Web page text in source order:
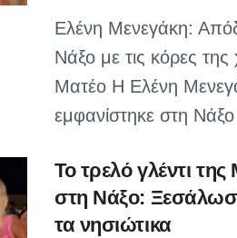
Ελένη Μενεγάκη:
Νάξο με τις κόρες της
Ματέο Η Ελένη
εμφανίστηκε στη
Το τρελό γλέντι
στη Νάξο:
τα νησιώτικα